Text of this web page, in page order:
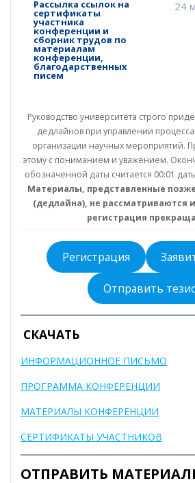
Рассылка ссылок на
сертификаты
участника
конференции и
сборник трудов по
материалам
конференции,
благодарственных
писем
24
Руководство университета строго
дедлайнов при управлении
организации научных мероприятий.
этому с пониманием и уважением.
обозначенной даты считается 00:01
Материалы, представленные позже
(дедлайна), не рассматриваются
регистрация
Регистрация
Отправить
СКАЧАТЬ
ИНФОРМАЦИОННОЕ ПИСЬМО
ПРОГРАММА КОНФЕРЕНЦИИ
МАТЕРИАЛЫ КОНФЕРЕНЦИИ
СЕРТИФИКАТЫ УЧАСТНИКОВ
ОТПРАВИТЬ